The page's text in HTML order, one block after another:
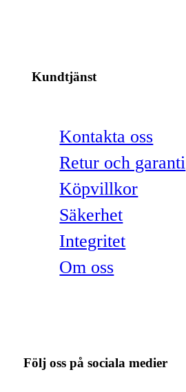
Kundtjänst
Kontakta oss
Retur och garanti
Köpvillkor
Säkerhet
Integritet
Om oss
Följ oss på sociala medier